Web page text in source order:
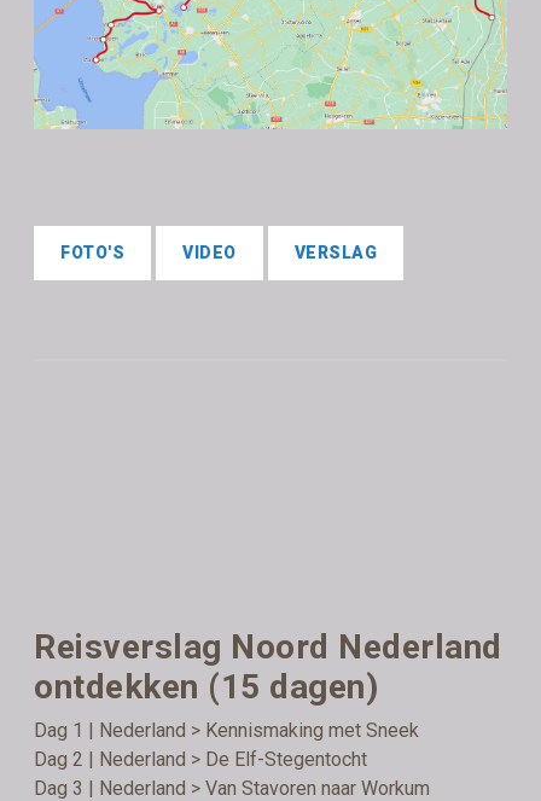
FOTO'S VIDEO VERSLAG
Reisverslag Noord Nederland
ontdekken (15 dagen)
Dag 1 | Nederland > Kennismaking met Sneek
Dag 2 | Nederland > De Elf-Stegentocht
Dag 3 | Nederland > Van Stavoren naar Workum